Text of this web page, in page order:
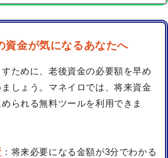
資金が気になるあなたへ
ために、老後資金の必要額を早め
しょう。マネイロでは、将来資金
られる無料ツールを利用できま
：将来必要になる金額が3分でわかる